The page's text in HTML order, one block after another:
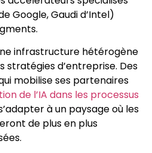
Google, Gaudi d’Intel)
infrastructure hétérogène
stratégies d’entreprise. Des
mobilise ses partenaires
de l’IA dans les processus
à un paysage où les
de plus en plus